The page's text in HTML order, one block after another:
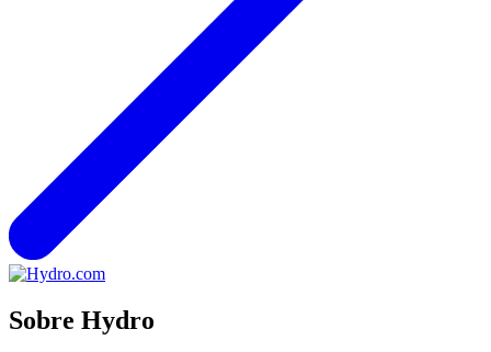
Sobre Hydro